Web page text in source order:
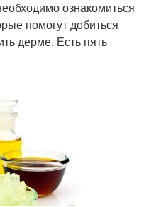
ознакомиться
помогут добиться
дерме. Есть пять